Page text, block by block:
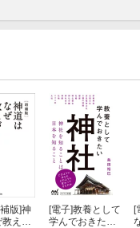
版]神
えが
[電子]教養として
学んでおきたい
[